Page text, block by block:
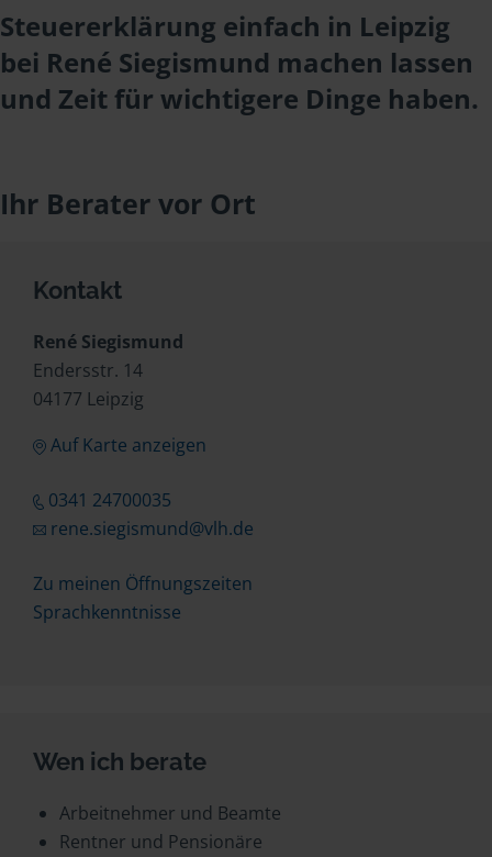
Steuererklärung einfach in Leipzig
bei René Siegismund machen lassen
und Zeit für wichtigere Dinge haben.
Ihr Berater vor Ort
Kontakt
René Siegismund
Endersstr. 14
04177 Leipzig
Auf Karte anzeigen
0341 24700035
rene.siegismund@vlh.de
Zu meinen Öffnungszeiten
Sprachkenntnisse
Wen ich berate
Arbeitnehmer und Beamte
Rentner und Pensionäre